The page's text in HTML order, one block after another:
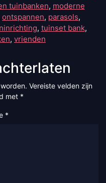
tuinbanken, moderne
ontspannen, parasols,
, tuinset bank,
, vrienden
Vereiste velden zijn
met *
*